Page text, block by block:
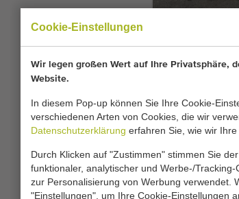
Cookie-Einstellungen
Wir legen großen Wert auf Ihre Privatsphäre,
Website.
In diesem Pop-up können Sie Ihre Cookie-
verschiedenen Arten von Cookies, die wir
Datenschutzerklärung erfahren Sie, wie wir
Durch Klicken auf "Zustimmen" stimmen Sie
funktionaler, analytischer und Werbe-/
zur Personalisierung von Werbung verwendet.
"Einstellungen", um Ihre Cookie-Einstellungen